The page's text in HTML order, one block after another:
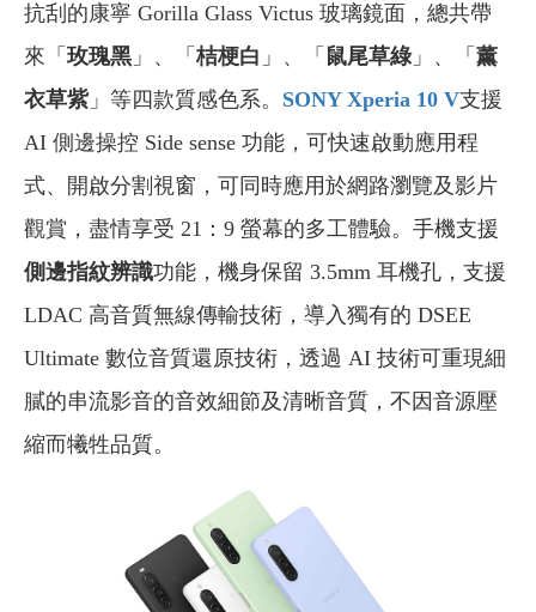
抗刮的康寧 Gorilla Glass Victus 玻璃鏡面，總共帶
來「 玫瑰黑 」、「 桔梗白 」、「 鼠尾草綠」、「 薰
衣草紫」等四款質感色系。 SONY Xperia 10 V支援
AI 側邊操控 Side sense 功能，可快速啟動應用程
式、開啟分割視窗，可同時應用於網路瀏覽及影片
觀賞，盡情享受 21：9 螢幕的多工體驗。手機支援
側邊指紋辨識功能，機身保留 3.5mm 耳機孔，支援
LDAC 高音質無線傳輸技術，導入獨有的 DSEE
Ultimate 數位音質還原技術，透過 AI 技術可重現細
膩的串流影音的音效細節及清晰音質，不因音源壓
縮而犧牲品質。